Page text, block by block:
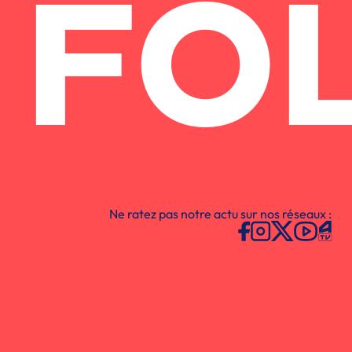
Ne ratez pas notre actu sur nos réseaux :